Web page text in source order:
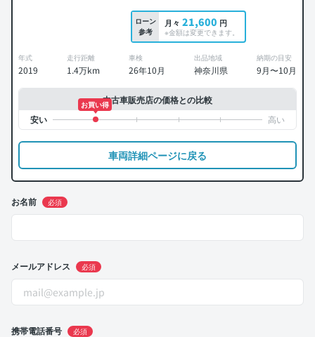
ローン
参考
月々 21,600 円
※金額は変更できます。
年式
2019
走行距離
1.4万km
車検
26年10月
出品地域
神奈川県
納期の目安
9月〜10月
中古車販売店の価格との比較
お買い得
車両詳細ページに戻る
お名前 必須
メールアドレス 必須
携帯電話番号 必須